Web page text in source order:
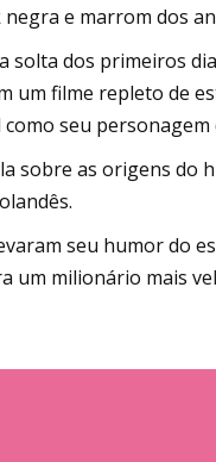
e marrom dos
solta dos primeiros
um filme repleto de
seu personagem
sobre as origens do
seu humor do
um milionário mais